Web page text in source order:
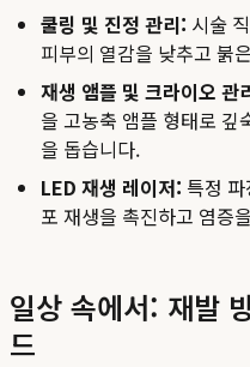
쿨링 및 진정 관리: 시술
피부의 열감을 낮추고 붉
재생 앰플 및 크라이오 관
을 고농축 앰플 형태로 깊
을 돕습니다.
LED 재생 레이저: 특정
포 재생을 촉진하고 염증
일상 속에서: 재발
드